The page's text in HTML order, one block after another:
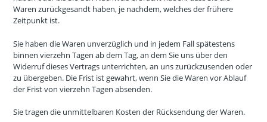
Waren zurückgesandt haben, je nachdem, welches der frühere
Zeitpunkt ist.
Sie haben die Waren unverzüglich und in jedem Fall spätestens
binnen vierzehn Tagen ab dem Tag, an dem Sie uns über den
Widerruf dieses Vertrags unterrichten, an uns zurückzusenden oder
zu übergeben. Die Frist ist gewahrt, wenn Sie die Waren vor Ablauf
der Frist von vierzehn Tagen absenden.
Sie tragen die unmittelbaren Kosten der Rücksendung der Waren.